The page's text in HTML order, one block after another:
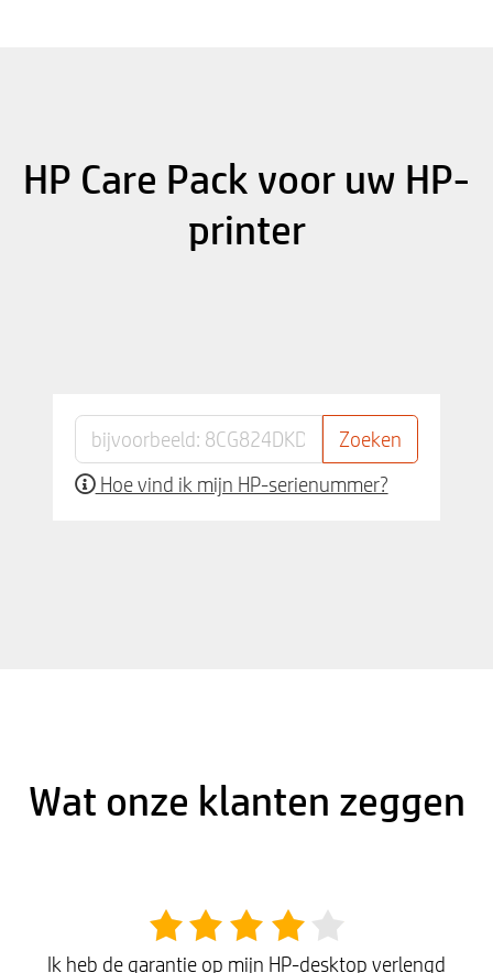
HP Care Pack voor uw HP-
printer
Hoe vind ik mijn HP-serienummer?
Wat onze klanten zeggen
Ik heb de garantie op mijn HP-desktop verlengd